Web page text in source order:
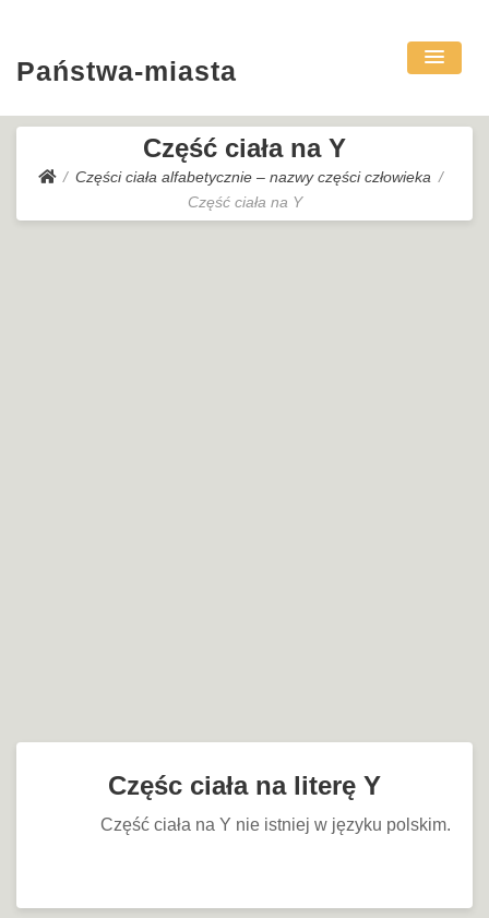
Państwa-miasta
Część ciała na Y
Części ciała alfabetycznie – nazwy części człowieka
Część ciała na Y
Częśc ciała na literę Y
Część ciała na Y nie istniej w języku polskim.